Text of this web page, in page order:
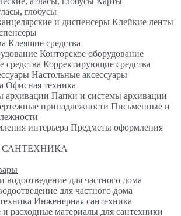
глобусы
Клейкие ленты
Клеящие средства
Конторское оборудование
Корректирующие средства
Настольные аксессуары
Офисная техника
Папки и системы архивации
Письменные и
Предметы оформления
САНТЕХНИКА
для частного дома
Инженерная сантехника